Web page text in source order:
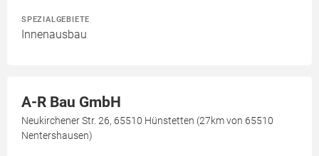
SPEZIALGEBIETE
Innenausbau
A-R Bau GmbH
Neukirchener Str. 26, 65510 Hünstetten (27km von 65510
Nentershausen)